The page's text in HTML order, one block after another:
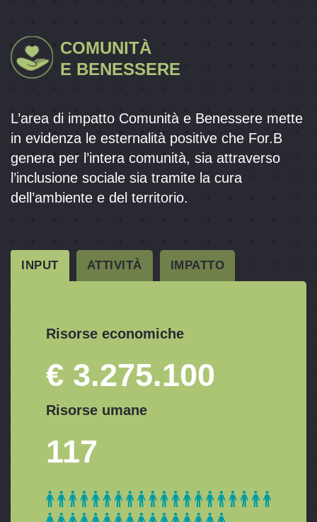
COMUNITÀ
E BENESSERE
L’area di impatto Comunità e Benessere mette
in evidenza le esternalità positive che For.B
genera per l’intera comunità, sia attraverso
l’inclusione sociale sia tramite la cura
dell’ambiente e del territorio.
INPUT ATTIVITÀ IMPATTO
Risorse economiche
€ 3.275.100
Risorse umane
117